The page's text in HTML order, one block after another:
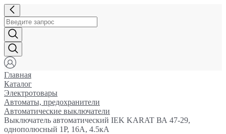
Главная
Каталог
Электротовары
Автоматы, предохранители
Автоматические выключатели
Выключатель автоматический IEK KARAT ВА 47-29,
однополюсный 1Р, 16А, 4.5кА